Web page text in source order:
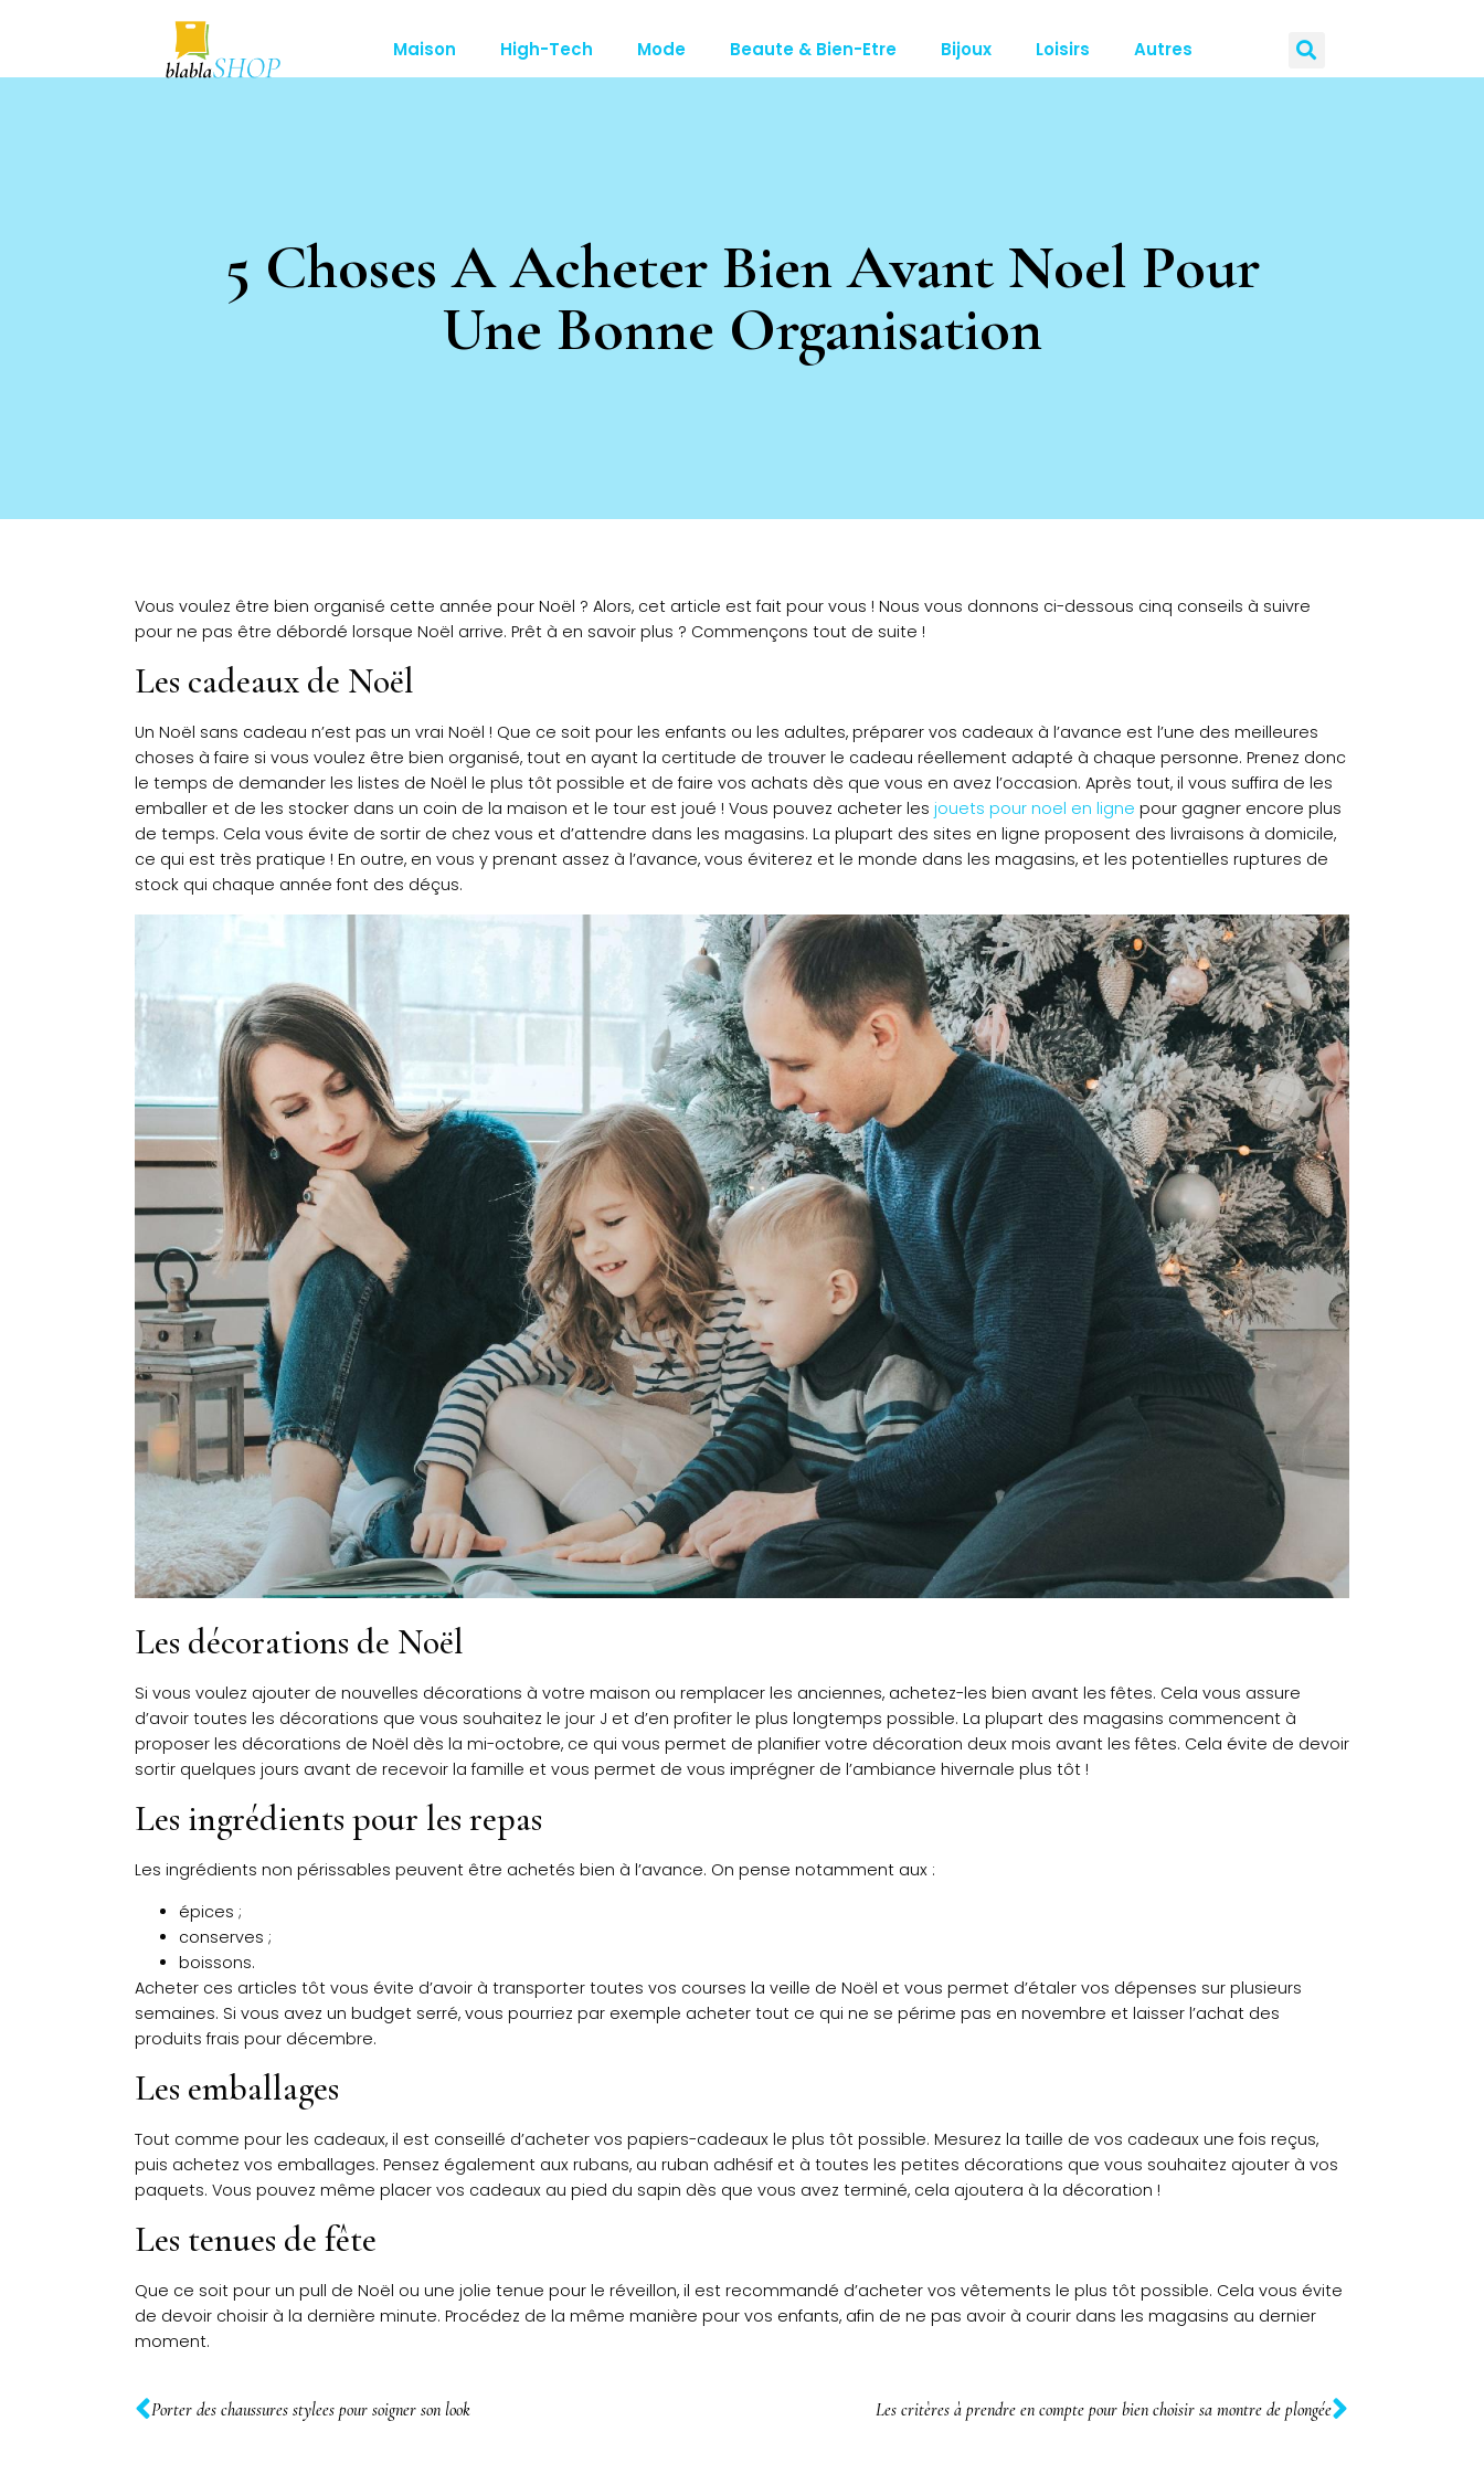
Maison High-Tech Mode Beaute & Bien-Etre Bijoux Loisirs Autres
5 Choses A Acheter Bien Avant Noel Pour
Une Bonne Organisation
Vous voulez être bien organisé cette année pour Noël ? Alors, cet article est fait pour vous ! Nous vous donnons ci-dessous cinq conseils à suivre
pour ne pas être débordé lorsque Noël arrive. Prêt à en savoir plus ? Commençons tout de suite !
Les cadeaux de Noël
Un Noël sans cadeau n’est pas un vrai Noël ! Que ce soit pour les enfants ou les adultes, préparer vos cadeaux à l’avance est l’une des meilleures
choses à faire si vous voulez être bien organisé, tout en ayant la certitude de trouver le cadeau réellement adapté à chaque personne. Prenez donc
le temps de demander les listes de Noël le plus tôt possible et de faire vos achats dès que vous en avez l’occasion. Après tout, il vous suffira de les
emballer et de les stocker dans un coin de la maison et le tour est joué ! Vous pouvez acheter les jouets pour noel en ligne pour gagner encore plus
de temps. Cela vous évite de sortir de chez vous et d’attendre dans les magasins. La plupart des sites en ligne proposent des livraisons à domicile,
ce qui est très pratique ! En outre, en vous y prenant assez à l’avance, vous éviterez et le monde dans les magasins, et les potentielles ruptures de
stock qui chaque année font des déçus.
Les décorations de Noël
Si vous voulez ajouter de nouvelles décorations à votre maison ou remplacer les anciennes, achetez-les bien avant les fêtes. Cela vous assure
d’avoir toutes les décorations que vous souhaitez le jour J et d’en profiter le plus longtemps possible. La plupart des magasins commencent à
proposer les décorations de Noël dès la mi-octobre, ce qui vous permet de planifier votre décoration deux mois avant les fêtes. Cela évite de devoir
sortir quelques jours avant de recevoir la famille et vous permet de vous imprégner de l’ambiance hivernale plus tôt !
Les ingrédients pour les repas
Les ingrédients non périssables peuvent être achetés bien à l’avance. On pense notamment aux :
épices ;
conserves ;
boissons.
Acheter ces articles tôt vous évite d’avoir à transporter toutes vos courses la veille de Noël et vous permet d’étaler vos dépenses sur plusieurs
semaines. Si vous avez un budget serré, vous pourriez par exemple acheter tout ce qui ne se périme pas en novembre et laisser l’achat des
produits frais pour décembre.
Les emballages
Tout comme pour les cadeaux, il est conseillé d’acheter vos papiers-cadeaux le plus tôt possible. Mesurez la taille de vos cadeaux une fois reçus,
puis achetez vos emballages. Pensez également aux rubans, au ruban adhésif et à toutes les petites décorations que vous souhaitez ajouter à vos
paquets. Vous pouvez même placer vos cadeaux au pied du sapin dès que vous avez terminé, cela ajoutera à la décoration !
Les tenues de fête
Que ce soit pour un pull de Noël ou une jolie tenue pour le réveillon, il est recommandé d’acheter vos vêtements le plus tôt possible. Cela vous évite
de devoir choisir à la dernière minute. Procédez de la même manière pour vos enfants, afin de ne pas avoir à courir dans les magasins au dernier
moment.
Porter des chaussures stylees pour soigner son look Les critères à prendre en compte pour bien choisir sa montre de plongée